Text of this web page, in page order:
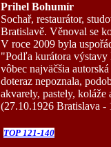
Prihel Bohumír
Sochař, restaurátor,
Bratislavě. Věnoval se
V roce 2009 byla
"Podľa kurátora výstavy
vôbec najväčšia
doteraz nepoznala,
akvarely, pastely,
(27.10.1926 Bratislava -
TOP 121-140